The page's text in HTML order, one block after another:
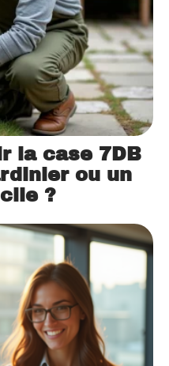
la case 7DB
ou un
?